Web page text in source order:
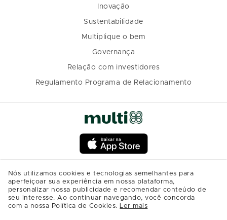
Inovação
Sustentabilidade
Multiplique o bem
Governança
Relação com investidores
Regulamento Programa de Relacionamento
Nós utilizamos cookies e tecnologias semelhantes para
aperfeiçoar sua experiência em nossa plataforma,
personalizar nossa publicidade e recomendar conteúdo de
seu interesse. Ao continuar navegando, você concorda
com a nossa Política de Cookies. Ler mais